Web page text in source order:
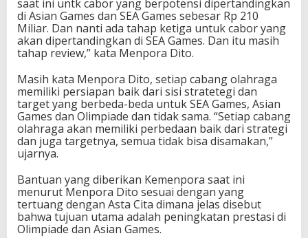
Y
a
n
g
B
r
t
a
n
d
i
d
i
S
E
A
saat ini untk cabor yang berpotensi dipertandingkan
di Asian Games dan SEA Games sebesar Rp 210
Miliar. Dan nanti ada tahap ketiga untuk cabor yang
akan dipertandingkan di SEA Games. Dan itu masih
tahap review,” kata Menpora Dito.
Masih kata Menpora Dito, setiap cabang olahraga
memiliki persiapan baik dari sisi stratetegi dan
target yang berbeda-beda untuk SEA Games, Asian
Games dan Olimpiade dan tidak sama. “Setiap cabang
olahraga akan memiliki perbedaan baik dari strategi
dan juga targetnya, semua tidak bisa disamakan,”
ujarnya.
Bantuan yang diberikan Kemenpora saat ini
menurut Menpora Dito sesuai dengan yang
tertuang dengan Asta Cita dimana jelas disebut
bahwa tujuan utama adalah peningkatan prestasi di
Olimpiade dan Asian Games.